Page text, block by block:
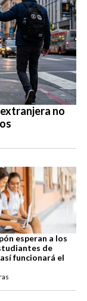
no
esperan a los
de
funcionará el